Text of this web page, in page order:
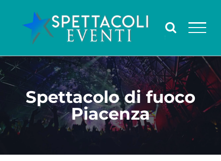
contenuto
Spettacolo di fuoco
Piacenza